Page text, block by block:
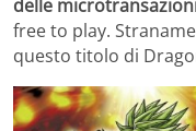
delle
free to play.
questo titolo di